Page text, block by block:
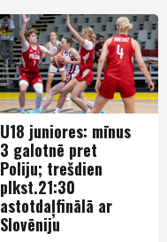
U18 juniores: mīnus
3 galotnē pret
Poliju; trešdien
plkst.21:30
astotdaļfinālā ar
Slovēniju